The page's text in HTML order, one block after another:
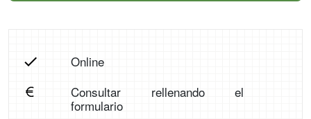
Online
Consultar rellenando el
formulario